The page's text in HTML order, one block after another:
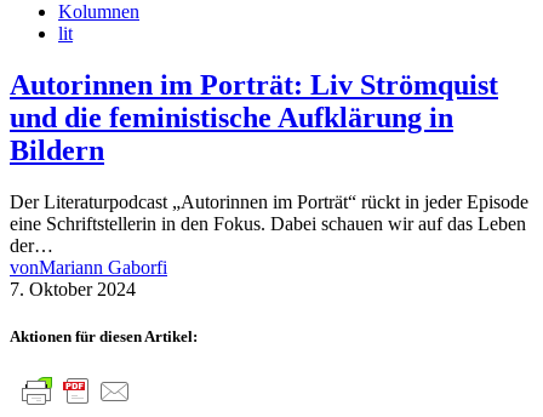
Kolumnen
lit
Autorinnen im Porträt: Liv Strömquist
und die feministische Aufklärung in
Bildern
Der Literaturpodcast „Autorinnen im Porträt“ rückt in jeder Episode
eine Schriftstellerin in den Fokus. Dabei schauen wir auf das Leben
der…
vonMariann Gaborfi
7. Oktober 2024
Aktionen für diesen Artikel: